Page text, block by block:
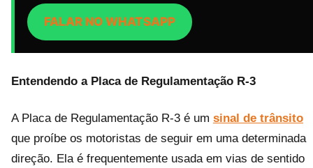
FALAR NO WHATSAPP
Entendendo a Placa de Regulamentação R-3
A Placa de Regulamentação R-3 é um sinal de trânsito
que proíbe os motoristas de seguir em uma determinada
direção. Ela é frequentemente usada em vias de sentido